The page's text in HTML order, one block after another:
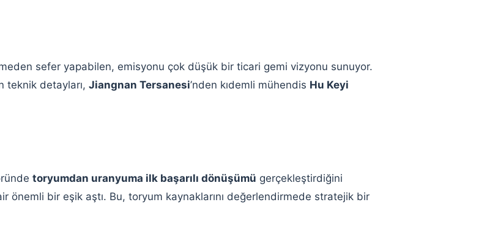
sefer yapabilen, emisyonu çok düşük bir ticari gemi vizyonu sunuyor.
teknik detayları, Jiangnan Tersanesi’nden kıdemli mühendis Hu Keyi
toryumdan uranyuma ilk başarılı dönüşümü gerçekleştirdiğini
önemli bir eşik aştı. Bu, toryum kaynaklarını değerlendirmede stratejik bir